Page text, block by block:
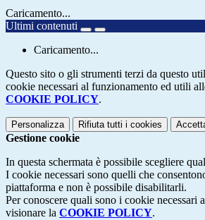
Caricamento...
Ultimi contenuti
Caricamento...
Questo sito o gli strumenti terzi da questo
cookie necessari al funzionamento ed utili
COOKIE POLICY.
Personalizza Rifiuta tutti i cookies
Gestione cookie
In questa schermata è possibile scegliere
I cookie necessari sono quelli che
piattaforma e non è possibile disabilitarli.
Per conoscere quali sono i cookie necessari
visionare la COOKIE POLICY.